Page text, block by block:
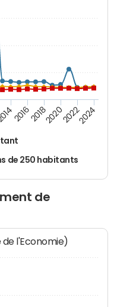
de 250 habitants
20162018202020222024
de
de l'Economie)